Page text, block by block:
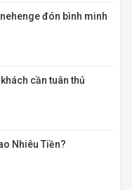
đón bình minh
cần tuân thủ
Nhiêu Tiền?